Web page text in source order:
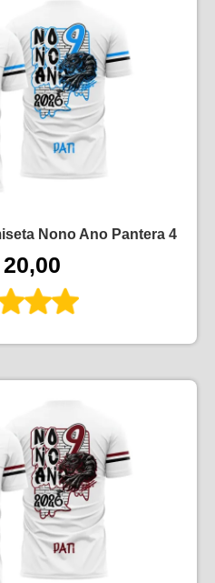
Nono Ano Pantera 4